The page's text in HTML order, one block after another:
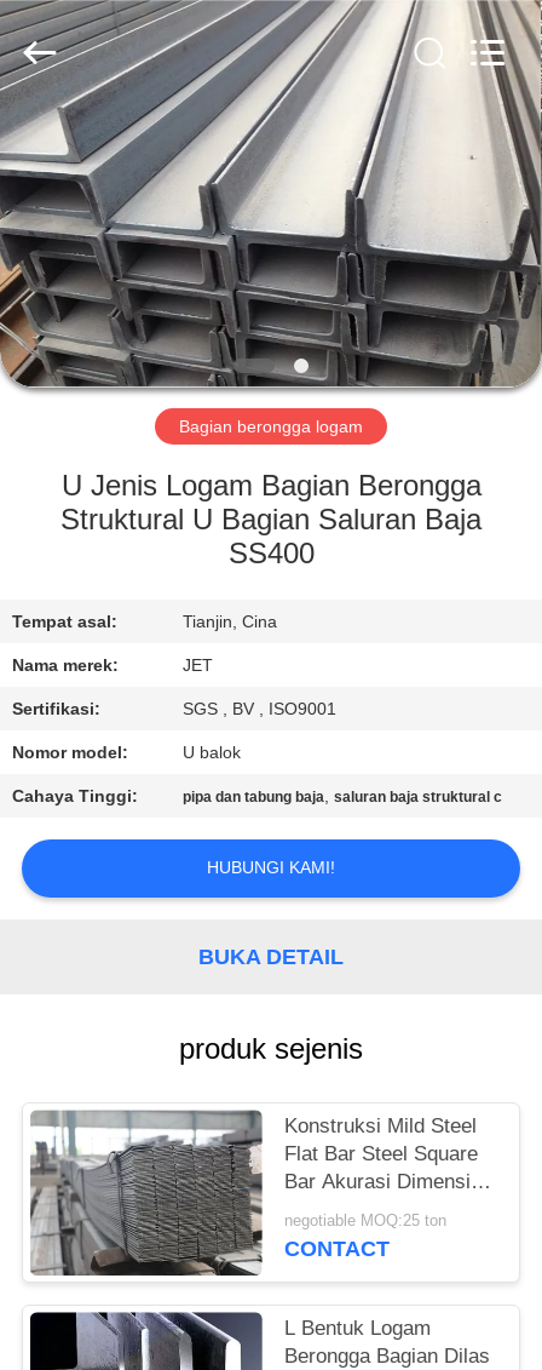
RUMAH
PRODUK
TENTANG
KITA
TUR
KONTROL
HUBUNGI
KAMI
PERMINTAAN
PENAWARAN
SITEMAP
Scaffold
&
Formwork
System
Co.,
Ltd..
All
Reserved.
Bagian berongga logam
U Jenis Logam Bagian Berongga
Struktural U Bagian Saluran Baja
SS400
Tempat asal: Tianjin, Cina
Nama merek: JET
Sertifikasi: SGS , BV , ISO9001
Nomor model: U balok
Cahaya Tinggi: pipa dan tabung baja,saluran baja struktural c
HUBUNGI KAMI!
BUKA DETAIL
produk sejenis
Konstruksi Mild Steel
Flat Bar Steel Square
Bar Akurasi Dimensi
Tinggi
negotiable MOQ:25 ton
CONTACT
L Bentuk Logam
Berongga Bagian Dilas